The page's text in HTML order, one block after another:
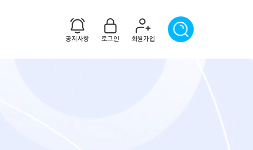
공지사항 로그인 회원가입